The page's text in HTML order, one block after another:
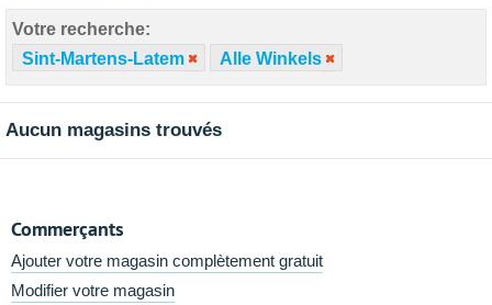
Votre recherche:
Sint-Martens-Latem
Alle Winkels
Aucun magasins trouvés
Commerçants
Ajouter votre magasin complètement gratuit
Modifier votre magasin